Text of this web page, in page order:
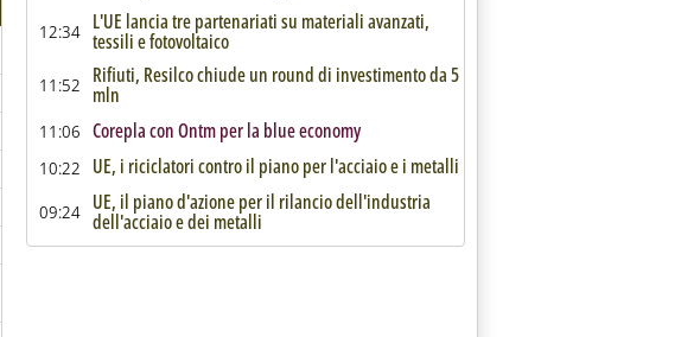
12:34 L'UE lancia tre partenariati su materiali avanzati,
tessili e fotovoltaico
11:52 Rifiuti, Resilco chiude un round di investimento da 5
mln
11:06 Corepla con Ontm per la blue economy
10:22 UE, i riciclatori contro il piano per l'acciaio e i metalli
09:24 UE, il piano d'azione per il rilancio dell'industria
dell'acciaio e dei metalli